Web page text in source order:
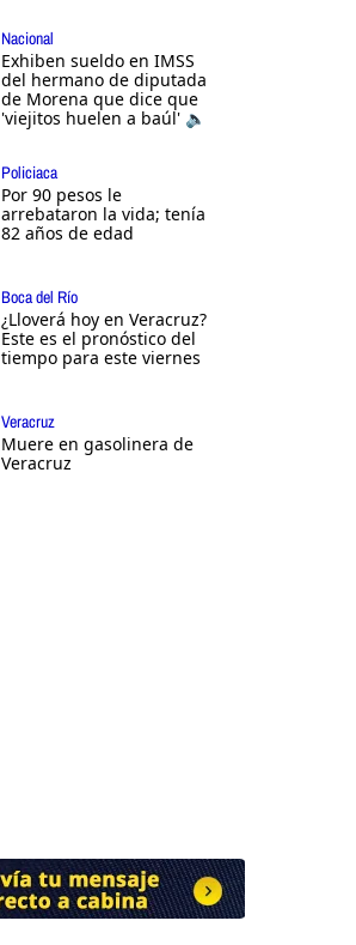
Nacional
Exhiben sueldo en IMSS
del hermano de diputada
de Morena que dice que
'viejitos huelen a baúl' 🔈
Policiaca
Por 90 pesos le
arrebataron la vida; tenía
82 años de edad
Boca del Río
¿Lloverá hoy en Veracruz?
Este es el pronóstico del
tiempo para este viernes
Veracruz
Muere en gasolinera de
Veracruz